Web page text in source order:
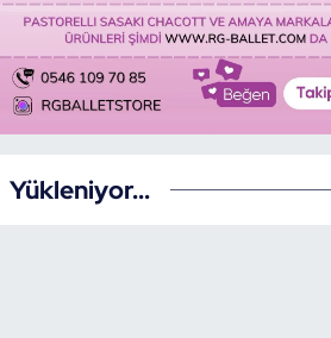
Yükleniyor...